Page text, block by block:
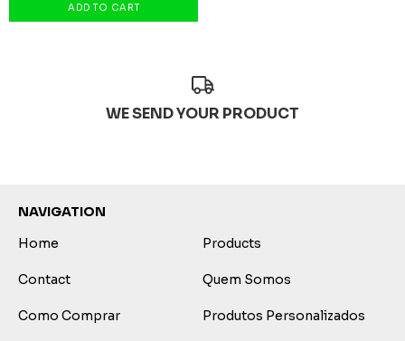
WE SEND YOUR PRODUCT
NAVIGATION
Home
Products
Contact Quem Somos
Como Comprar Produtos Personalizados